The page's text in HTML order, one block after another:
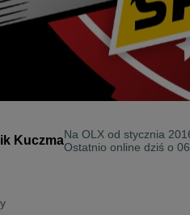
KuczmaNa OLX od stycznia
Ostatnio online dziś o